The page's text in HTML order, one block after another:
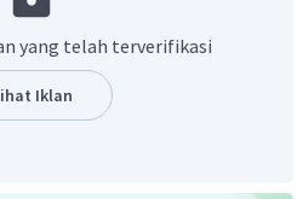
yang telah terverifikasi
Iklan